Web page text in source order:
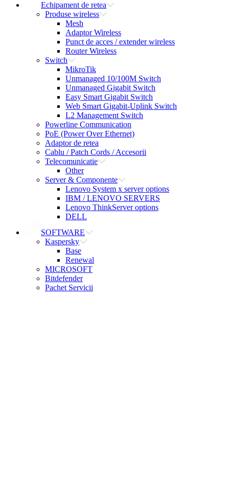
Echipament de retea
Produse wireless
Mesh
Adaptor Wireless
Punct de acces / extender wireless
Router Wireless
Switch
MikroTik
Unmanaged 10/100M Switch
Unmanaged Gigabit Switch
Easy Smart Gigabit Switch
Web Smart Gigabit-Uplink Switch
L2 Management Switch
Powerline Communication
PoE (Power Over Ethernet)
Adaptor de retea
Cablu / Patch Cords / Accesorii
Telecomunicatie
Other
Server & Componente
Lenovo System x server options
IBM / LENOVO SERVERS
Lenovo ThinkServer options
DELL
SOFTWARE
Kaspersky
Base
Renewal
MICROSOFT
Bitdefender
Pachet Servicii